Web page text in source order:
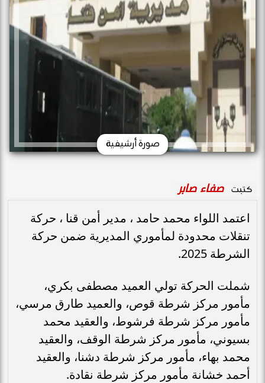
صورة أرشيفية
كتبت صفاء صابر
اعتمد اللواء محمد حامد ، مدير أمن قنا ، حركة
تنقلات محدودة لمأموري المديرية ضمن حركة
الشرطة 2025.
شملت الحركة تولي العميد مصطفى بكري،
مأمور مركز شرطة قوص، والعميد طارق مرسي،
مأمور مركز شرطة فرشوط، والعقيد محمد
بسيوني، مأمور مركز شرطة الوقف، والعقيد
محمد بهاء، مأمور مركز شرطة دشنا، والعقيد
أحمد خشانة مأمور مركز شرطة نقادة.